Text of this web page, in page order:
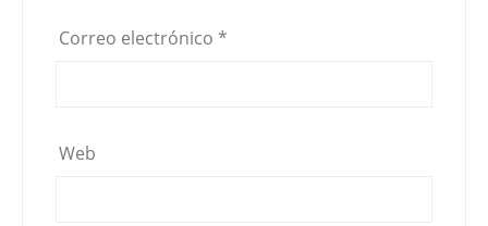
Correo electrónico *
Web